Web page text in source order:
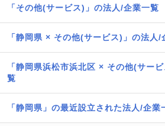
「その他(サービス)」の法人/企業一覧
「静岡県 × その他(サービス)」の法人/
「静岡県浜松市浜北区 × その他(サー
覧
「静岡県」の最近設立された法人/企業